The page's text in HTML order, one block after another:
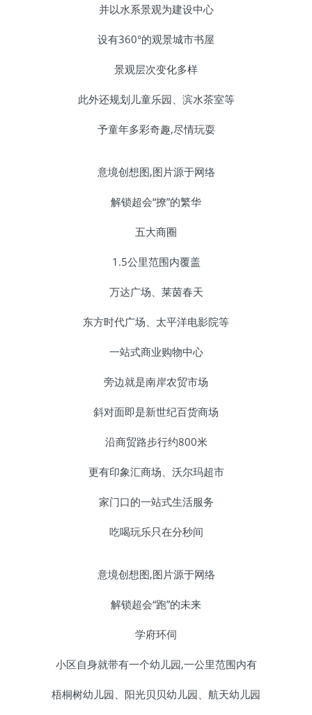
并以水系景观为建设中心
设有360°的观景城市书屋
景观层次变化多样
此外还规划儿童乐园、滨水茶室等
予童年多彩奇趣,尽情玩耍
意境创想图,图片源于网络
解锁超会“撩”的繁华
五大商圈
1.5公里范围内覆盖
万达广场、莱茵春天
东方时代广场、太平洋电影院等
一站式商业购物中心
旁边就是南岸农贸市场
斜对面即是新世纪百货商场
沿商贸路步行约800米
更有印象汇商场、沃尔玛超市
家门口的一站式生活服务
吃喝玩乐只在分秒间
意境创想图,图片源于网络
解锁超会“跑”的未来
学府环伺
小区自身就带有一个幼儿园,一公里范围内有
梧桐树幼儿园、阳光贝贝幼儿园、航天幼儿园